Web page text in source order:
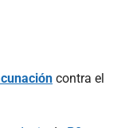
contra el